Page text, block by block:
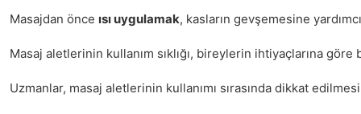
Masajdan önce ısı uygulamak, kasların gevşemesine
Masaj aletlerinin kullanım sıklığı, bireylerin ihtiyaçlarına
Uzmanlar, masaj aletlerinin kullanımı sırasında dikkat